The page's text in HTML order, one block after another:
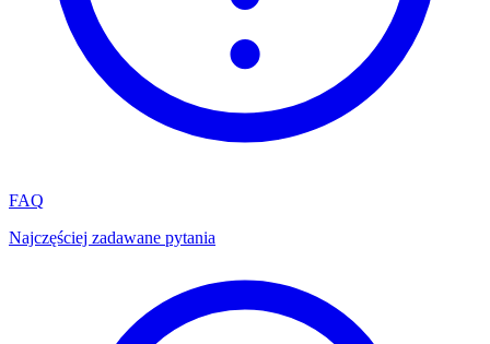
FAQ
Najczęściej zadawane pytania